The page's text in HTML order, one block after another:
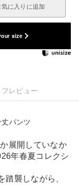
気に入りに追加
size
レビュー
パンツ
展開していなか
年春夏コレクシ
踏襲しながら、